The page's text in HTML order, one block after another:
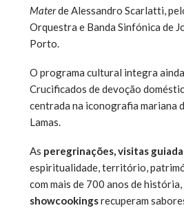
Materde Alessandro Scarlatti,
Orquestra e Banda Sinfónica de
Porto.
O programa cultural integra ainda
Crucificados de devoção
centrada na iconografia mariana
Lamas.
As peregrinações, visitas
espiritualidade, território,
com mais de 700 anos de
showcookingsrecuperam